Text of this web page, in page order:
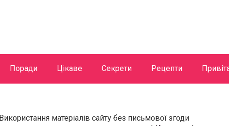
Поради Цікаве Секрети Рецепти
матеріалів сайту без письмової згоди